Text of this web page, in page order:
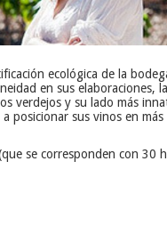
ecológica de la
en sus elaboraciones,
verdejos y su lado más
posicionar sus vinos en más
se corresponden con 30